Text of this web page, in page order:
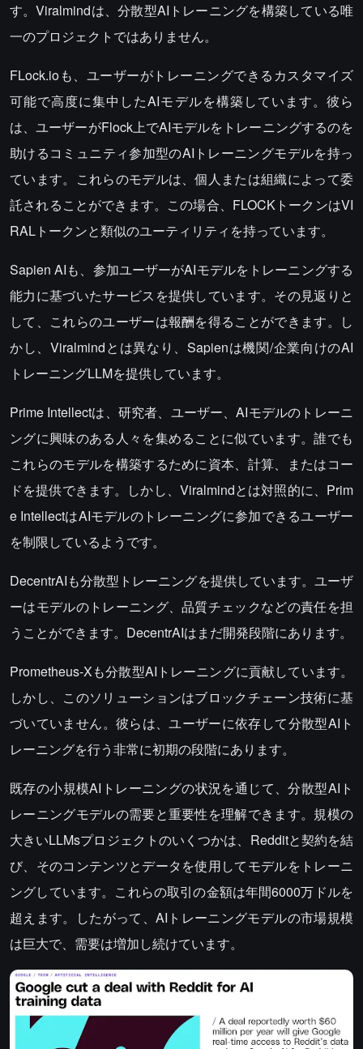
す。Viralmindは、分散型AIトレーニングを構築している唯
一のプロジェクトではありません。
FLock.ioも、ユーザーがトレーニングできるカスタマイズ
可能で高度に集中したAIモデルを構築しています。彼ら
は、ユーザーがFlock上でAIモデルをトレーニングするのを
助けるコミュニティ参加型のAIトレーニングモデルを持っ
ています。これらのモデルは、個人または組織によって委
託されることができます。この場合、FLOCKトークンはVI
RALトークンと類似のユーティリティを持っています。
Sapien AIも、参加ユーザーがAIモデルをトレーニングする
能力に基づいたサービスを提供しています。その見返りと
して、これらのユーザーは報酬を得ることができます。し
かし、Viralmindとは異なり、Sapienは機関/企業向けのAI
トレーニングLLMを提供しています。
Prime Intellectは、研究者、ユーザー、AIモデルのトレーニ
ングに興味のある人々を集めることに似ています。誰でも
これらのモデルを構築するために資本、計算、またはコー
ドを提供できます。しかし、Viralmindとは対照的に、Prim
e IntellectはAIモデルのトレーニングに参加できるユーザー
を制限しているようです。
DecentrAIも分散型トレーニングを提供しています。ユーザ
ーはモデルのトレーニング、品質チェックなどの責任を担
うことができます。DecentrAIはまだ開発段階にあります。
Prometheus-Xも分散型AIトレーニングに貢献しています。
しかし、このソリューションはブロックチェーン技術に基
づいていません。彼らは、ユーザーに依存して分散型AIト
レーニングを行う非常に初期の段階にあります。
既存の小規模AIトレーニングの状況を通じて、分散型AIト
レーニングモデルの需要と重要性を理解できます。規模の
大きいLLMsプロジェクトのいくつかは、Redditと契約を結
び、そのコンテンツとデータを使用してモデルをトレーニ
ングしています。これらの取引の金額は年間6000万ドルを
超えます。したがって、AIトレーニングモデルの市場規模
は巨大で、需要は増加し続けています。